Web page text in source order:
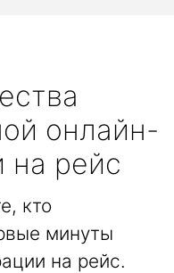
онлайн-
на рейс
кто
минуты
на рейс.